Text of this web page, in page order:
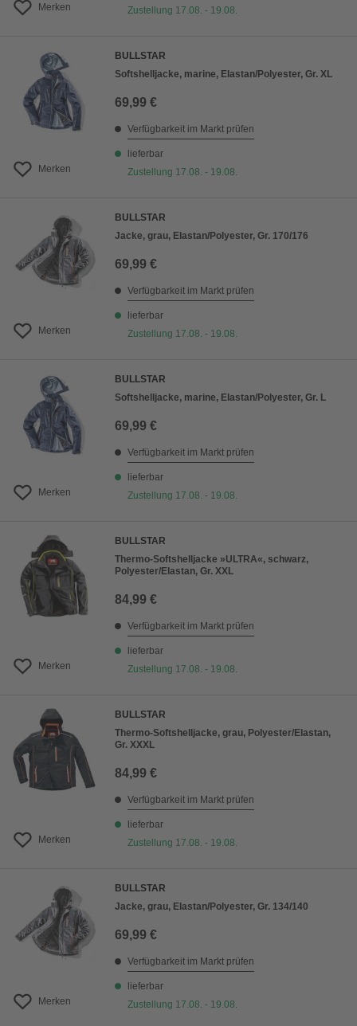
Merken
Zustellung 17.08. - 19.08.
Merken
BULLSTAR
Softshelljacke, marine, Elastan/Polyester, Gr. XL
69,99 €
Verfügbarkeit im Markt prüfen
lieferbar
Zustellung 17.08. - 19.08.
Merken
BULLSTAR
Jacke, grau, Elastan/Polyester, Gr. 170/176
69,99 €
Verfügbarkeit im Markt prüfen
lieferbar
Zustellung 17.08. - 19.08.
Merken
BULLSTAR
Softshelljacke, marine, Elastan/Polyester, Gr. L
69,99 €
Verfügbarkeit im Markt prüfen
lieferbar
Zustellung 17.08. - 19.08.
Merken
BULLSTAR
Thermo-Softshelljacke »ULTRA«, schwarz,
Polyester/Elastan, Gr. XXL
84,99 €
Verfügbarkeit im Markt prüfen
lieferbar
Zustellung 17.08. - 19.08.
Merken
BULLSTAR
Thermo-Softshelljacke, grau, Polyester/Elastan,
Gr. XXXL
84,99 €
Verfügbarkeit im Markt prüfen
lieferbar
Zustellung 17.08. - 19.08.
Merken
BULLSTAR
Jacke, grau, Elastan/Polyester, Gr. 134/140
69,99 €
Verfügbarkeit im Markt prüfen
lieferbar
Zustellung 17.08. - 19.08.